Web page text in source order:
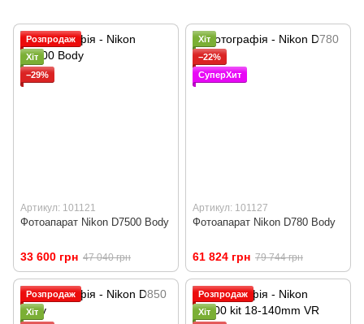
Розпродаж
Хіт
−29%
Артикул: 101121
Фотоапарат Nikon D7500 Body
33 600 грн 47 040 грн
Хіт
−22%
СуперХит
Артикул: 101127
Фотоапарат Nikon D780 Body
61 824 грн 79 744 грн
Розпродаж
Хіт
Розпродаж
Хіт